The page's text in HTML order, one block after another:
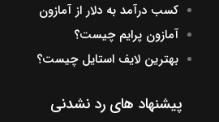
کسب درآمد به دلار از آمازون
آمازون پرایم چیست؟
بهترین لایف استایل چیست؟
پیشنهاد های رد نشدنی